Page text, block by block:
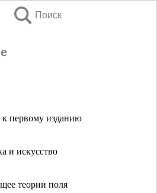
Поиск
первому изданию
и искусство
теории поля